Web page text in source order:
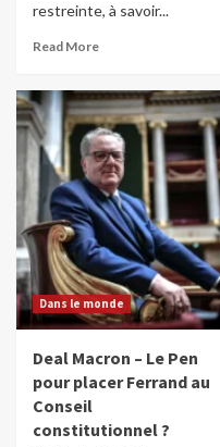
restreinte, à savoir...
Read More
Dans le monde
Deal Macron – Le Pen
pour placer Ferrand au
Conseil
constitutionnel ?